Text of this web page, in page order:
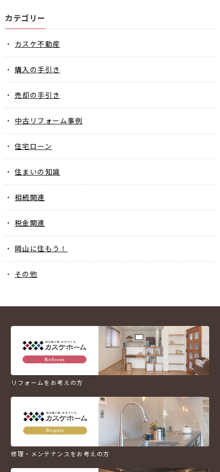
カテゴリー
カスケ不動産
購入の手引き
売却の手引き
中古リフォーム事例
住宅ローン
住まいの知識
相続関連
税金関連
岡山に住もう！
その他
リフォームをお考えの方
修理・メンテナンスをお考えの方